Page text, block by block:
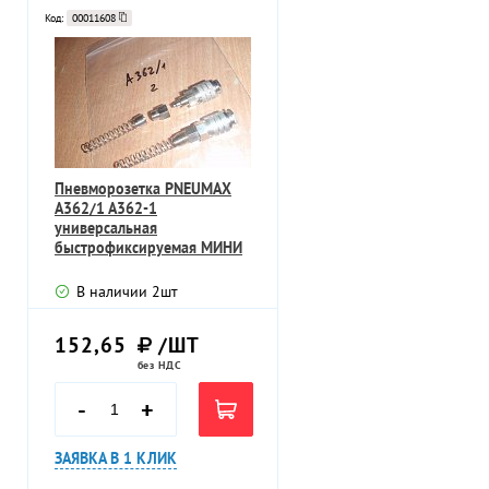
Код: 00011608
Пневморозетка PNEUMAX
A362/1 A362-1
универсальная
быстрофиксируемая МИНИ
В наличии 2шт
152,65 /ШТ
без НДС
- +
ЗАЯВКА В 1 КЛИК